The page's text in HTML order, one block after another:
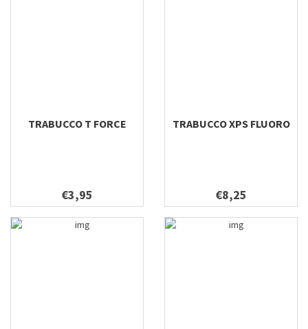
TRABUCCO T FORCE
€3,95
TRABUCCO XPS FLUORO
€8,25